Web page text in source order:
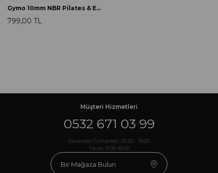
Gymo 10mm NBR Pilates & Egzersiz Matı Gri
799,00 TL
Müşteri Hizmetleri
0532 671 03 99
Pazartesi-Cumartesi 09:30 - 19:00
Pazar 11:00-18:00
Bir Mağaza Bulun